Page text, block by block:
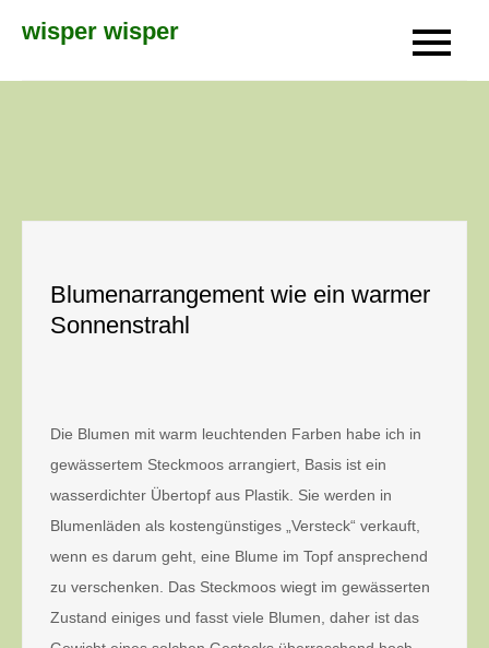
wisper wisper
Blumenarrangement wie ein warmer
Sonnenstrahl
Die Blumen mit warm leuchtenden Farben habe ich in
gewässertem Steckmoos arrangiert, Basis ist ein
wasserdichter Übertopf aus Plastik. Sie werden in
Blumenläden als kostengünstiges „Versteck“ verkauft,
wenn es darum geht, eine Blume im Topf ansprechend
zu verschenken. Das Steckmoos wiegt im gewässerten
Zustand einiges und fasst viele Blumen, daher ist das